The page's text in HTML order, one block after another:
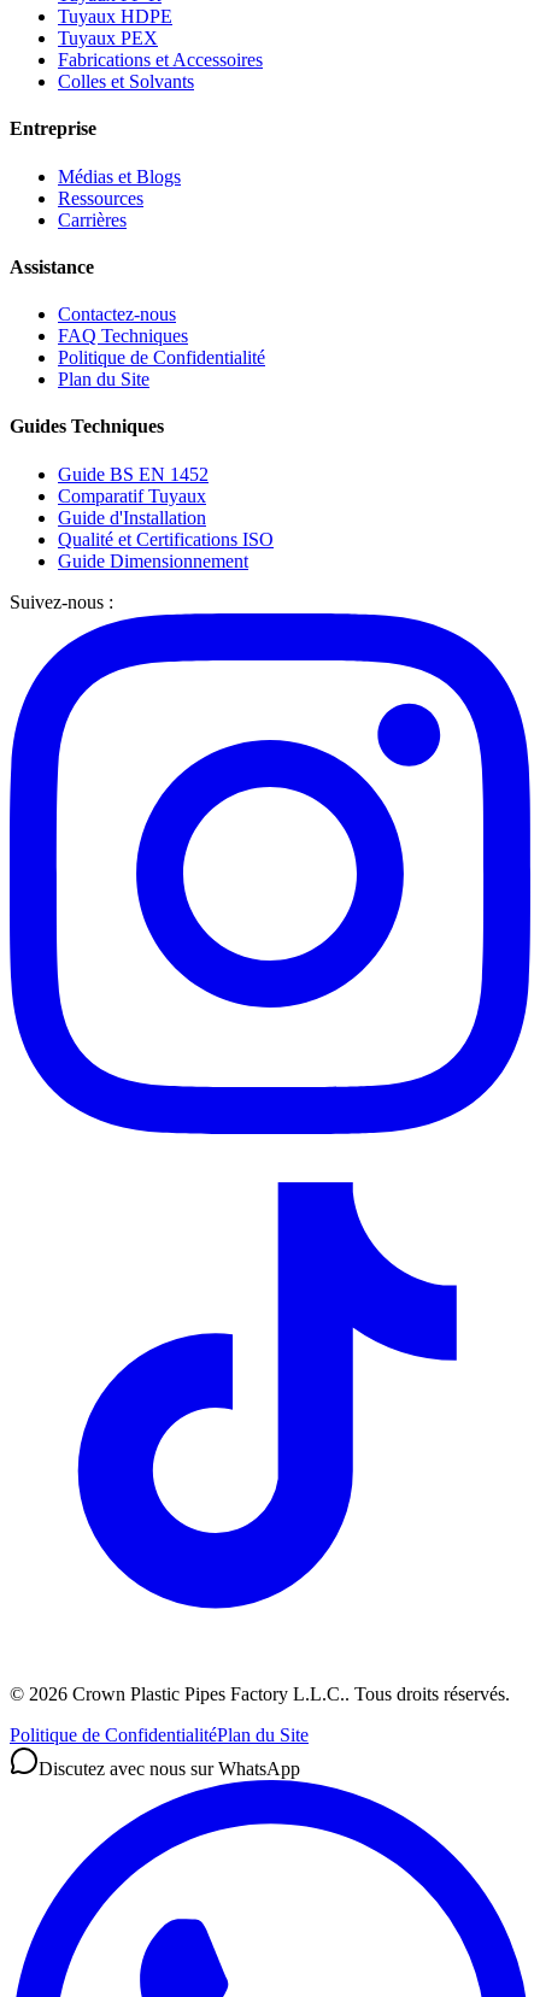
Tuyaux HDPE
Tuyaux PEX
Fabrications et Accessoires
Colles et Solvants
Entreprise
Médias et Blogs
Ressources
Carrières
Assistance
Contactez-nous
FAQ Techniques
Politique de Confidentialité
Plan du Site
Guides Techniques
Guide BS EN 1452
Comparatif Tuyaux
Guide d'Installation
Qualité et Certifications ISO
Guide Dimensionnement
Suivez-nous :
© 2026 Crown Plastic Pipes Factory L.L.C.. Tous droits réservés.
Politique de ConfidentialitéPlan du Site
Discutez avec nous sur WhatsApp